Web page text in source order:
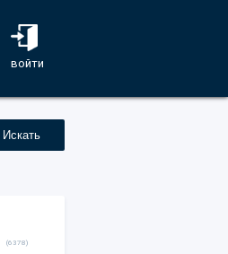
войти
Искать
(6378)